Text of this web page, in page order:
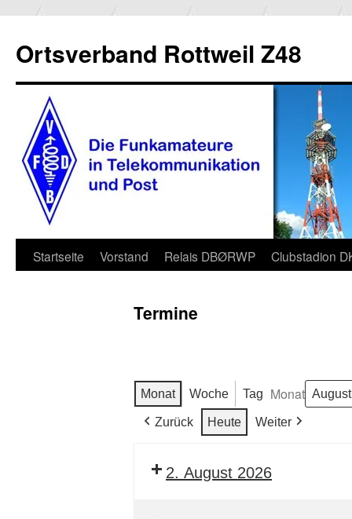
Ortsverband Rottweil Z48
Zum
Startseite Vorstand Relais DBØRWP Clubstadion
Termine
Monat Woche Tag Monat
Zurück Heute Weiter
2. August 2026